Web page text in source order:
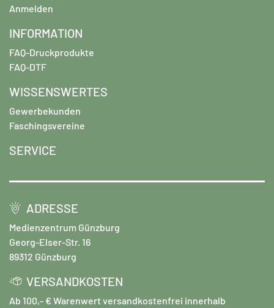
Anmelden
INFORMATION
FAQ-Druckprodukte
FAQ-DTF
WISSENSWERTES
Gewerbekunden
Faschingsvereine
SERVICE
ADRESSE
Medienzentrum Günzburg
Georg-Elser-Str. 16
89312 Günzburg
VERSANDKOSTEN
Ab 100,- € Warenwert versandkostenfrei innerhalb